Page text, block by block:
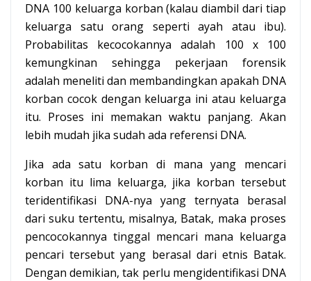
DNA 100 keluarga korban (kalau diambil dari tiap
keluarga satu orang seperti ayah atau ibu).
Probabilitas kecocokannya adalah 100 x 100
kemungkinan sehingga pekerjaan forensik
adalah meneliti dan membandingkan apakah DNA
korban cocok dengan keluarga ini atau keluarga
itu. Proses ini memakan waktu panjang. Akan
lebih mudah jika sudah ada referensi DNA.
Jika ada satu korban di mana yang mencari
korban itu lima keluarga, jika korban tersebut
teridentifikasi DNA-nya yang ternyata berasal
dari suku tertentu, misalnya, Batak, maka proses
pencocokannya tinggal mencari mana keluarga
pencari tersebut yang berasal dari etnis Batak.
Dengan demikian, tak perlu mengidentifikasi DNA